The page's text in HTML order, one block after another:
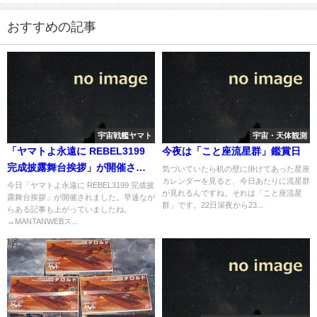
おすすめの記事
宇宙戦艦ヤマト
「ヤマトよ永遠に REBEL3199
完成披露舞台挨拶」が開催され
た
今日「ヤマトよ永遠に REBEL3199 完成披
露舞台挨拶」が開催されました。早速なが
らある記事も上がっていましたね。
→MANTANWEBス...
宇宙・天体観測
今夜は「こと座流星群」鑑賞日
気づいていたら机の壁に掛けてあった星座
カレンダーを見ると、今日あたりに流星群
が見れるんですね。それは「こと座流星
群」です。22日深夜から23...